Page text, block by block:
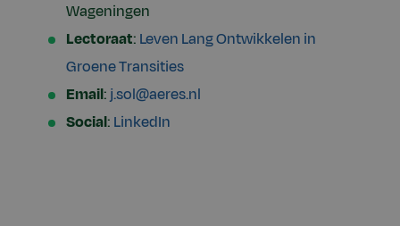
Wageningen
Lectoraat: Leven Lang Ontwikkelen in
Groene Transities
Email:j.sol@aeres.nl
Social: LinkedIn